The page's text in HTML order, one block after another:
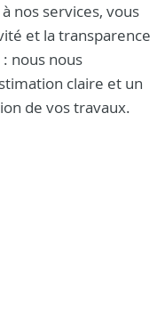
nos services, vous
et la transparence
nous nous
claire et un
de vos travaux.